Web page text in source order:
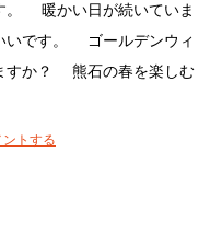
暖かい日が続いていま
いです。 ゴールデンウィ
すか？ 熊石の春を楽しむ
ントする